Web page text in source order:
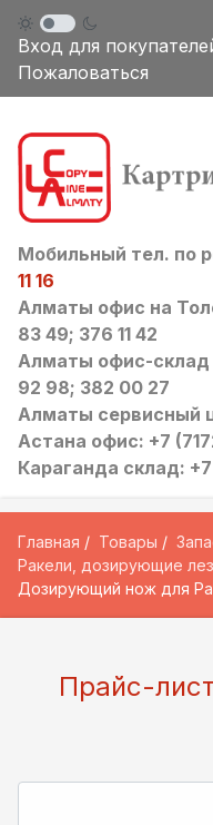
Вход для
Пожаловаться
Мобильный тел. по
11 16
Алматы офис на
83 49; 376 11 42
Алматы офис-склад
92 98; 382 00 27
Алматы сервисный
Астана офис: +7
Караганда склад:
Главная Товары
Ракели, дозирующие
Дозирующий нож для
Прайс-